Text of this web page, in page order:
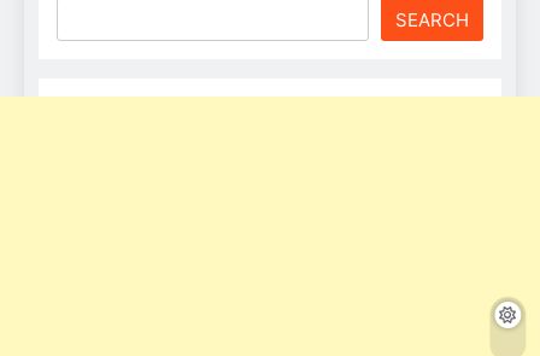
SEARCH